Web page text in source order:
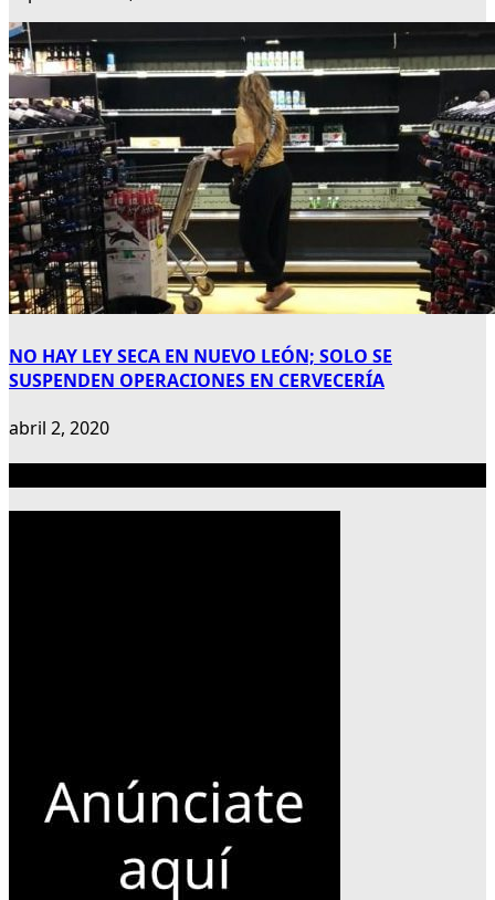
NO HAY LEY SECA EN NUEVO LEÓN; SOLO SE
SUSPENDEN OPERACIONES EN CERVECERÍA
abril 2, 2020